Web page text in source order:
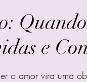
e
o amor vira uma